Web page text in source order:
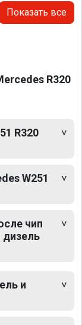
Показать все
R320
R320
W251
чип
дизель
и